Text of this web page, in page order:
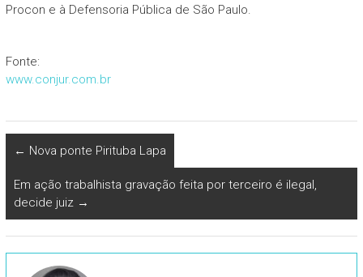
Procon e à Defensoria Pública de São Paulo.
Fonte:
www.conjur.com.br
← Nova ponte Pirituba Lapa
Em ação trabalhista gravação feita por terceiro é ilegal,
decide juiz →